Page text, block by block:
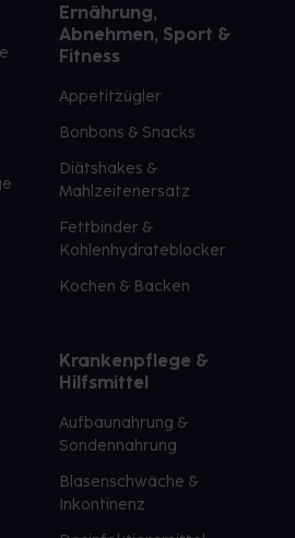
Ernährung,
Abnehmen, Sport &
Fitness
Appetitzügler
Bonbons & Snacks
Diätshakes &
Mahlzeitenersatz
Fettbinder &
Kohlenhydrateblocker
Kochen & Backen
Krankenpflege &
Hilfsmittel
Aufbaunahrung &
Sondennahrung
Blasenschwäche &
Inkontinenz